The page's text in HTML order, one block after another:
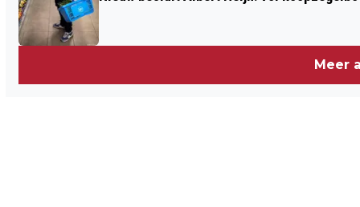
Meer